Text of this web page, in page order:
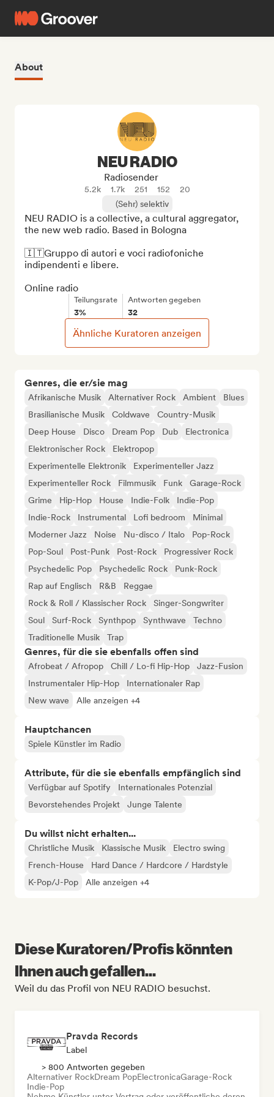
About
Genres, die er/sie mag
Afrikanische Musik Alternativer Rock Ambient
Blues
Brasilianische Musik
Coldwave
Country-Musik
Deep House
Disco Dream Pop Dub
Electronica
Elektronischer Rock
Elektropop
Experimentelle Elektronik
Experimenteller Jazz
Experimenteller Rock
Filmmusik Funk
Garage-Rock
Grime
Hip-Hop House Indie-Folk
Indie-Pop
Indie-Rock
Instrumental Lofi bedroom
Minimal
Moderner Jazz
Noise Nu-disco / Italo
Pop-Rock
Pop-Soul
Post-Punk Post-Rock
Progressiver Rock
Psychedelic Pop
Psychedelic Rock
Punk-Rock
Rap auf Englisch
R&B
Reggae
Rock & Roll / Klassischer Rock
Singer-Songwriter
Soul
Surf-Rock Synthpop Synthwave
Techno
Traditionelle Musik
Trap
Genres, für die sie ebenfalls offen sind
Afrobeat / Afropop Chill / Lo-fi Hip-Hop
Jazz-Fusion
Instrumentaler Hip-Hop
Internationaler Rap
New wave
Alle anzeigen +4
Hauptchancen
Spiele Künstler im Radio
Attribute, für die sie ebenfalls empfänglich sind
Verfügbar auf Spotify
Internationales Potenzial
Bevorstehendes Projekt
Junge Talente
Du willst nicht erhalten...
Christliche Musik Klassische Musik
Electro swing
French-House
Hard Dance / Hardcore / Hardstyle
K-Pop/J-Pop
Alle anzeigen +4
NEU RADIO
Radiosender
5.2k 1.7k 251 152
20
(Sehr) selektiv
NEU RADIO is a collective, a cultural aggregator,
the new web radio. Based in Bologna
🇮🇹Gruppo di autori e voci radiofoniche
indipendenti e libere.
Online radio
Teilungsrate
3%
Antworten gegeben
32
Ähnliche Kuratoren anzeigen
Diese Kuratoren/Profis könnten
Ihnen auch gefallen...
Weil du das Profil von NEU RADIO besuchst.
Pravda Records
Label
> 800 Antworten gegeben
Alternativer RockDream PopElectronicaGarage-Rock
Indie-Pop